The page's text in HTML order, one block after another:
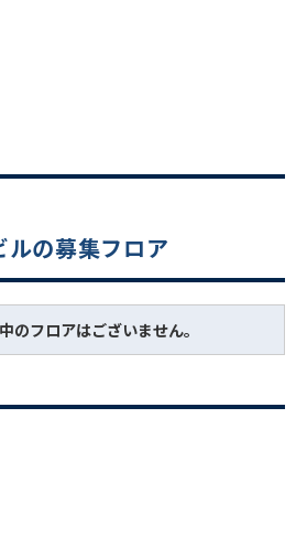
の募集フロア
のフロアはございません。